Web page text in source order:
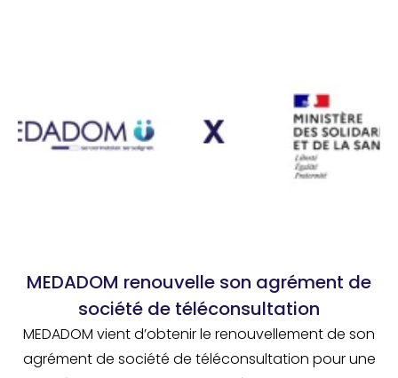
MEDADOM renouvelle son agrément de
société de téléconsultation
MEDADOM vient d’obtenir le renouvellement de son
agrément de société de téléconsultation pour une